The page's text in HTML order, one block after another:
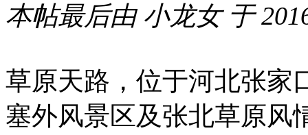
本帖最后由 小龙女 于
草原天路，位于河北张家
塞外风景区及张北草原风